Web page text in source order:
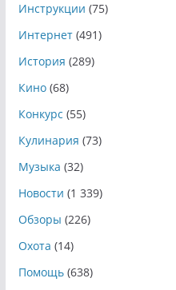
Инструкции (75)
Интернет(491)
История (289)
Кино(68)
Конкурс (55)
Кулинария (73)
Музыка (32)
Новости (1 339)
Обзоры (226)
Охота (14)
Помощь(638)